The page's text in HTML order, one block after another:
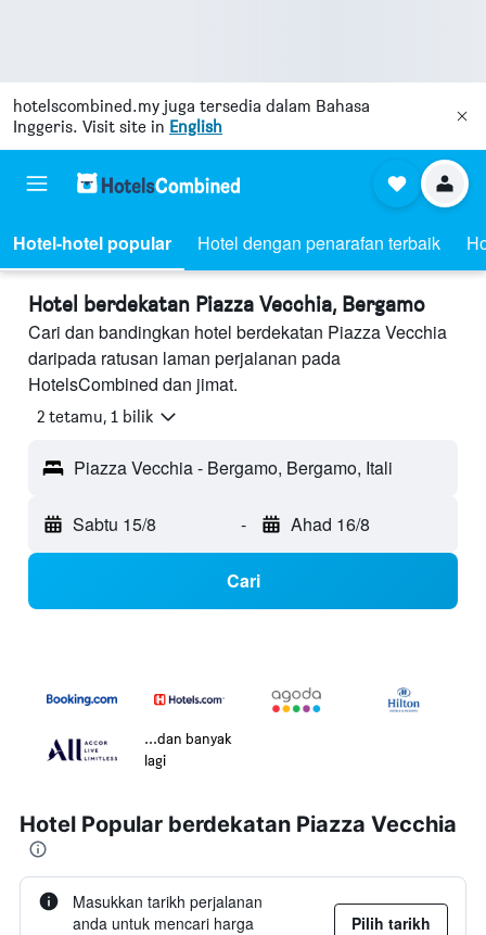
hotelscombined.my juga tersedia dalam Bahasa
Inggeris. Visit site in English
Hotel-hotel popular Hotel dengan penarafan terbaik
Hotel berdekatan Piazza Vecchia, Bergamo
Cari dan bandingkan hotel berdekatan Piazza Vecchia
daripada ratusan laman perjalanan pada
HotelsCombined dan jimat.
2 tetamu, 1 bilik
Piazza Vecchia - Bergamo, Bergamo, Itali
Sabtu 15/8 - Ahad 16/8
Cari
...dan banyak
lagi
Hotel Popular berdekatan Piazza Vecchia
Masukkan tarikh perjalanan
anda untuk mencari harga
Pilih tarikh